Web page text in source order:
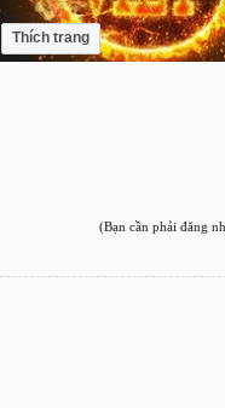
Thích trang
(Bạn cần phải đăng